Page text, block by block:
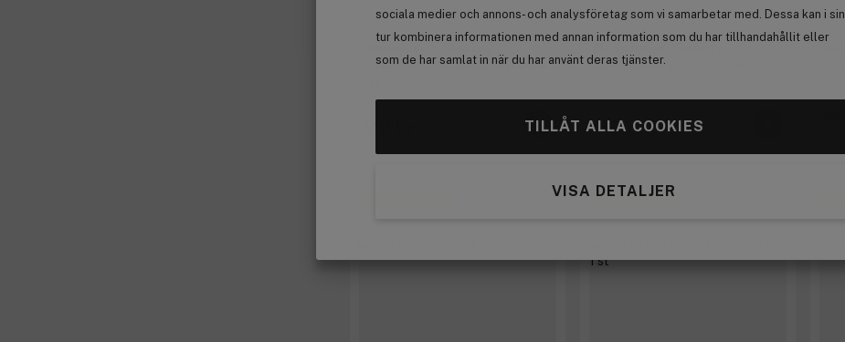
sociala medier och annons- och analysföretag som vi samarbetar med. Dessa kan i sin
tur kombinera informationen med annan information som du har tillhandahållit eller
som de har samlat in när du har använt deras tjänster.
TILLÅT ALLA COOKIES
VISA DETALJER
Lip Shift Ink Peel Off Lipliner Stain
Lip Shift Ink Peel Off Lipliner Stain
92 kr
Få 10% bonus